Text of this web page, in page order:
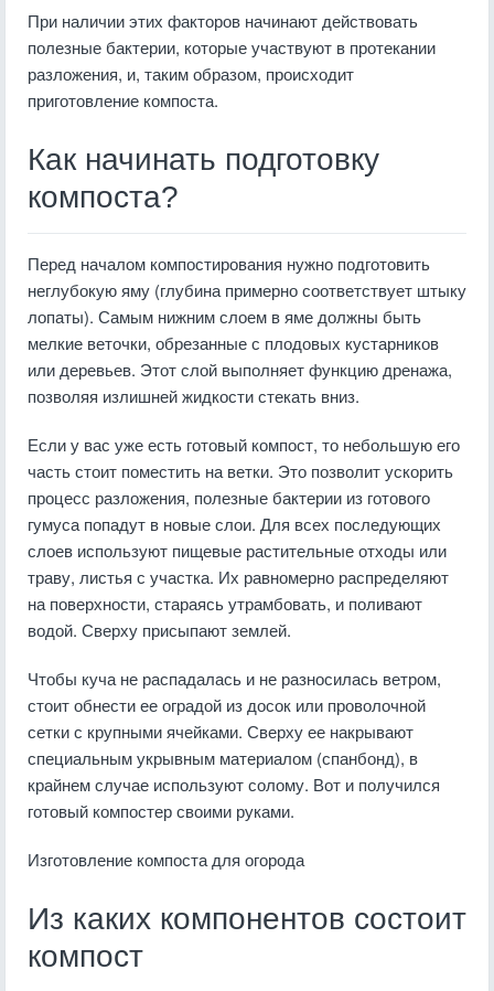
При наличии этих факторов начинают действовать
полезные бактерии, которые участвуют в протекании
разложения, и, таким образом, происходит
приготовление компоста.
Как начинать подготовку
компоста?
Перед началом компостирования нужно подготовить
неглубокую яму (глубина примерно соответствует штыку
лопаты). Самым нижним слоем в яме должны быть
мелкие веточки, обрезанные с плодовых кустарников
или деревьев. Этот слой выполняет функцию дренажа,
позволяя излишней жидкости стекать вниз.
Если у вас уже есть готовый компост, то небольшую его
часть стоит поместить на ветки. Это позволит ускорить
процесс разложения, полезные бактерии из готового
гумуса попадут в новые слои. Для всех последующих
слоев используют пищевые растительные отходы или
траву, листья с участка. Их равномерно распределяют
на поверхности, стараясь утрамбовать, и поливают
водой. Сверху присыпают землей.
Чтобы куча не распадалась и не разносилась ветром,
стоит обнести ее оградой из досок или проволочной
сетки с крупными ячейками. Сверху ее накрывают
специальным укрывным материалом (спанбонд), в
крайнем случае используют солому. Вот и получился
готовый компостер своими руками.
Изготовление компоста для огорода
Из каких компонентов состоит
компост